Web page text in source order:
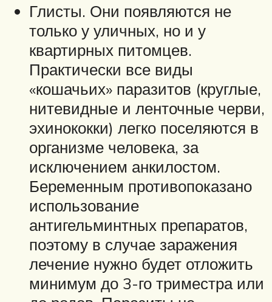
Глисты. Они появляются не
только у уличных, но и у
квартирных питомцев.
Практически все виды
«кошачьих» паразитов (круглые,
нитевидные и ленточные черви,
эхинококки) легко поселяются в
организме человека, за
исключением анкилостом.
Беременным противопоказано
использование
антигельминтных препаратов,
поэтому в случае заражения
лечение нужно будет отложить
минимум до 3-го триместра или